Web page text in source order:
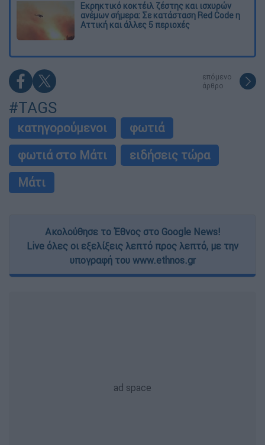
Εκρηκτικό κοκτέιλ ζέστης και ισχυρών
ανέμων σήμερα: Σε κατάσταση Red Code η
Αττική και άλλες 5 περιοχές
επόμενο
άρθρο
#TAGS
κατηγορούμενοι
φωτιά
φωτιά στο Μάτι
ειδήσεις τώρα
Μάτι
Ακολούθησε το Έθνος στο Google News!
Live όλες οι εξελίξεις λεπτό προς λεπτό, με την
υπογραφή του www.ethnos.gr